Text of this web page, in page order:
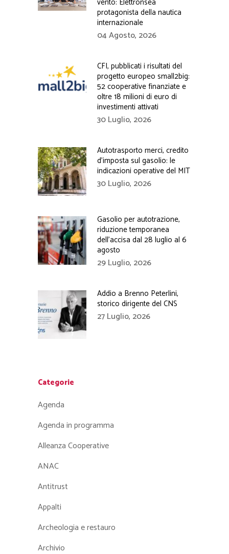
protagonista della nautica
internazionale
04 Agosto, 2026
CFI, pubblicati i risultati del
progetto europeo small2big:
52 cooperative finanziate e
oltre 18 milioni di euro di
investimenti attivati
30 Luglio, 2026
Autotrasporto merci, credito
d’imposta sul gasolio: le
indicazioni operative del MIT
30 Luglio, 2026
Gasolio per autotrazione,
riduzione temporanea
dell’accisa dal 28 luglio al 6
agosto
29 Luglio, 2026
Addio a Brenno Peterlini,
storico dirigente del CNS
27 Luglio, 2026
Categorie
Agenda
Agenda in programma
Alleanza Cooperative
ANAC
Antitrust
Appalti
Archeologia e restauro
Archivio